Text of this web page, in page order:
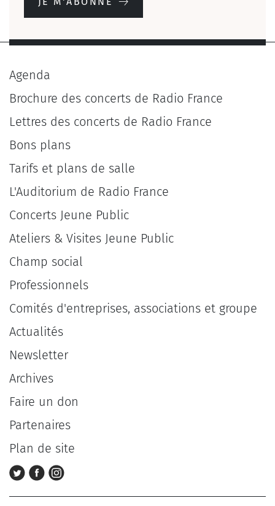
Agenda
Brochure des concerts de Radio France
Lettres des concerts de Radio France
Bons plans
Tarifs et plans de salle
L'Auditorium de Radio France
Concerts Jeune Public
Ateliers & Visites Jeune Public
Champ social
Professionnels
Comités d'entreprises, associations et groupe
Actualités
Newsletter
Archives
Faire un don
Partenaires
Plan de site